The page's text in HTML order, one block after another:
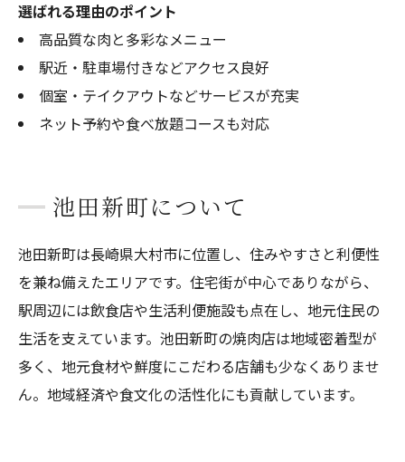
選ばれる理由のポイント
高品質な肉と多彩なメニュー
駅近・駐車場付きなどアクセス良好
個室・テイクアウトなどサービスが充実
ネット予約や食べ放題コースも対応
池田新町について
池田新町は長崎県大村市に位置し、住みやすさと利便性
を兼ね備えたエリアです。住宅街が中心でありながら、
駅周辺には飲食店や生活利便施設も点在し、地元住民の
生活を支えています。池田新町の焼肉店は地域密着型が
多く、地元食材や鮮度にこだわる店舗も少なくありませ
ん。地域経済や食文化の活性化にも貢献しています。